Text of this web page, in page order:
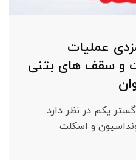
عملیات
و سقف های بتنی
یکم در نظر دارد
و اسکلت